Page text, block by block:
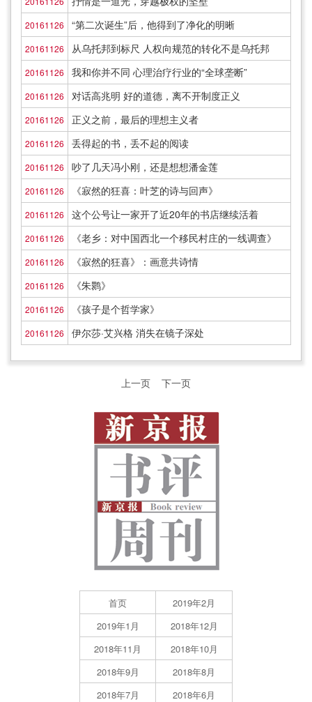
20161126 “第二次诞生”后，他得到了净化的明晰
20161126 从乌托邦到标尺 人权向规范的转化不是乌托邦
20161126 我和你并不同 心理治疗行业的“全球垄断”
20161126 对话高兆明 好的道德，离不开制度正义
20161126 正义之前，最后的理想主义者
20161126 丢得起的书，丢不起的阅读
20161126 吵了几天冯小刚，还是想想潘金莲
20161126 《寂然的狂喜：叶芝的诗与回声》
20161126 这个公号让一家开了近20年的书店继续活着
20161126 《老乡：对中国西北一个移民村庄的一线调查》
20161126 《寂然的狂喜》：画意共诗情
20161126 《朱鹮》
20161126 《孩子是个哲学家》
20161126 伊尔莎·艾兴格 消失在镜子深处
上一页 下一页
首页
2019年2月
2019年1月
2018年12月
2018年11月
2018年10月
2018年9月
2018年8月
2018年7月
2018年6月